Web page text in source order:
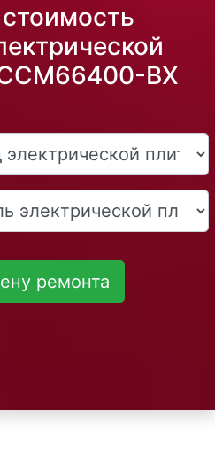
BX
ремонта